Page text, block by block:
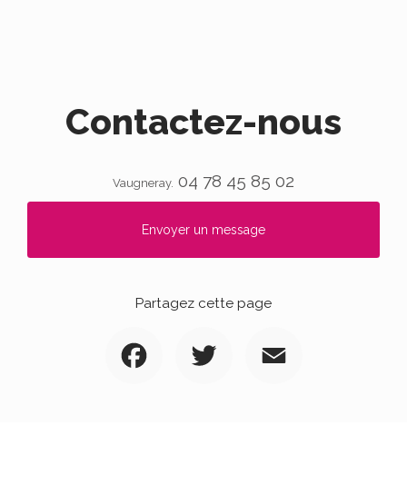
Contactez-nous
Vaugneray. 04 78 45 85 02
Envoyer un message
Partagez cette page